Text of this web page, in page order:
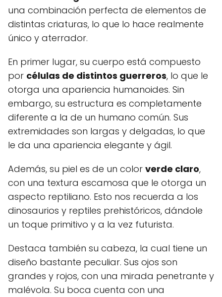
una combinación perfecta de elementos de
distintas criaturas, lo que lo hace realmente
único y aterrador.
En primer lugar, su cuerpo está compuesto
por células de distintos guerreros, lo que le
otorga una apariencia humanoides. Sin
embargo, su estructura es completamente
diferente a la de un humano común. Sus
extremidades son largas y delgadas, lo que
le da una apariencia elegante y ágil.
Además, su piel es de un color verde claro,
con una textura escamosa que le otorga un
aspecto reptiliano. Esto nos recuerda a los
dinosaurios y reptiles prehistóricos, dándole
un toque primitivo y a la vez futurista.
Destaca también su cabeza, la cual tiene un
diseño bastante peculiar. Sus ojos son
grandes y rojos, con una mirada penetrante y
malévola. Su boca cuenta con una